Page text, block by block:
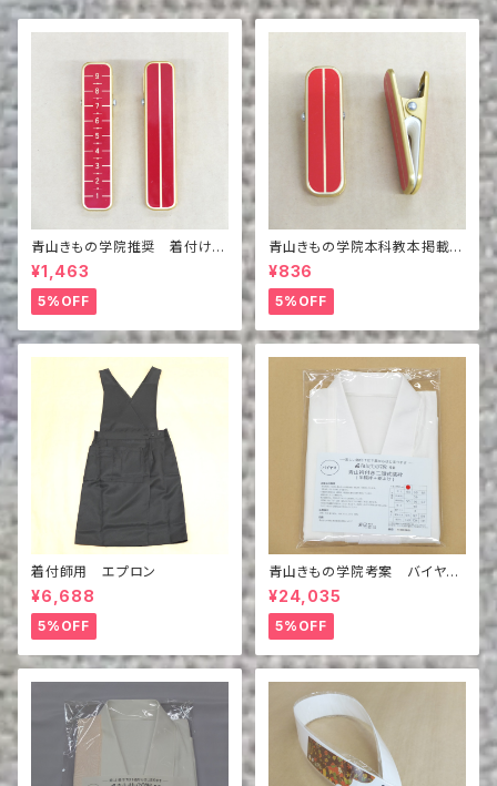
青山きもの学院推奨 着付けピ
ンチ メモリ付き
¥1,463
5%OFF
青山きもの学院本科教本掲載商
品 着付けピンチ
¥836
5%OFF
着付師用 エプロン
¥6,688
5%OFF
青山きもの学院考案 バイヤス
青山衿付き夏の二部式襦袢（半
襦袢＋裾除け）
¥24,035
5%OFF